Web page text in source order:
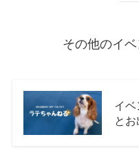
その他のイ
イベ
と